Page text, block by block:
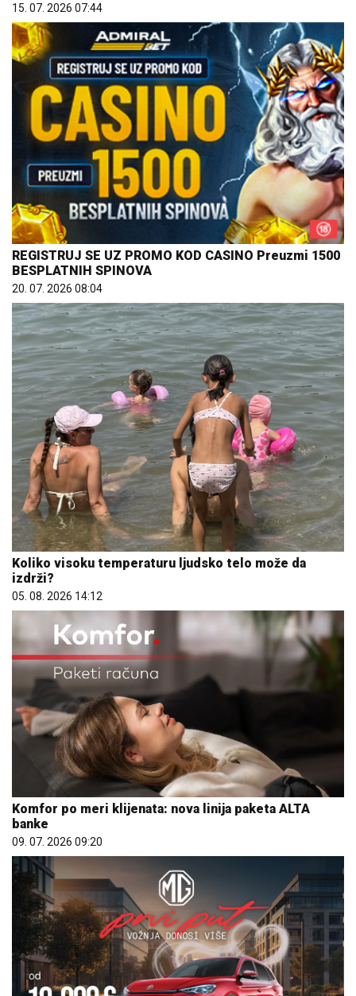
15. 07. 2026 07:44
REGISTRUJ SE UZ PROMO KOD CASINO Preuzmi 1500
BESPLATNIH SPINOVA
20. 07. 2026 08:04
Koliko visoku temperaturu ljudsko telo može da
izdrži?
05. 08. 2026 14:12
Komfor po meri klijenata: nova linija paketa ALTA
banke
09. 07. 2026 09:20